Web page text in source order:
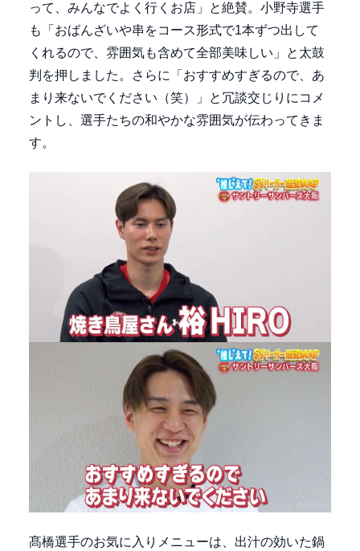
って、みんなでよく行くお店」と絶賛。小野寺選手
も「おばんざいや串をコース形式で1本ずつ出して
くれるので、雰囲気も含めて全部美味しい」と太鼓
判を押しました。さらに「おすすめすぎるので、あ
まり来ないでください（笑）」と冗談交じりにコメ
ントし、選手たちの和やかな雰囲気が伝わってきま
す。
髙橋選手のお気に入りメニューは、出汁の効いた鍋